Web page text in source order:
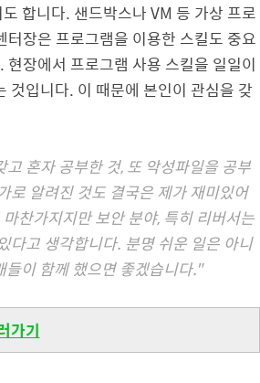
합니다. 샌드박스나 VM 등 가상 프로
장은 프로그램을 이용한 스킬도 중요
장에서 프로그램 사용 스킬을 일일이
것입니다. 이 때문에 본인이 관심을 갖
혼자 공부한 것, 또 악성파일을 공부
로 알려진 것도 결국은 제가 재미있어
찬가지지만 보안 분야, 특히 리버서는
다고 생각합니다. 분명 쉬운 일은 아니
들이 함께 했으면 좋겠습니다."
가기